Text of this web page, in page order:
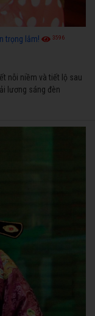
trọng lắm! 3596
nỗi niềm và tiết lộ sau
lương sáng đèn